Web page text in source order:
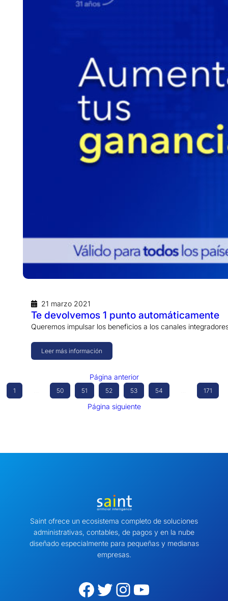
21 marzo 2021
Te devolvemos 1 punto automáticamente
Queremos impulsar los beneficios a los canales
Leer más información
Página anterior
1 50 51 52 53 54 171
Página siguiente
Saint ofrece un ecosistema completo de soluciones
administrativas, contables, de pagos y en la nube
diseñado especialmente para pequeñas y medianas
empresas.
Facebook Twitter Instagram YouTube